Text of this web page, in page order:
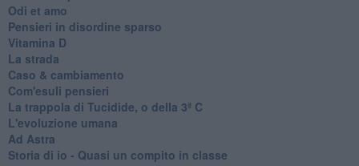
Odi et amo
Pensieri in disordine sparso
Vitamina D
La strada
Caso & cambiamento
Com'esuli pensieri
La trappola di Tucidide, o della 3ª C
L'evoluzione umana
Ad Astra
Storia di io - Quasi un compito in classe